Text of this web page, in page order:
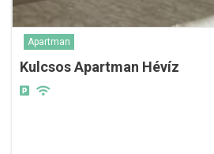
Apartman
Kulcsos Apartman Hévíz